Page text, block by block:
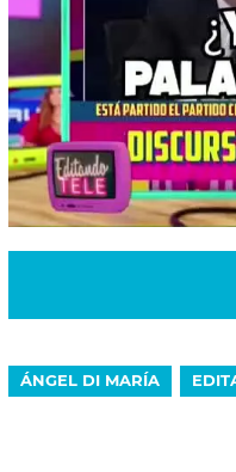
ÁNGEL DI MARÍA